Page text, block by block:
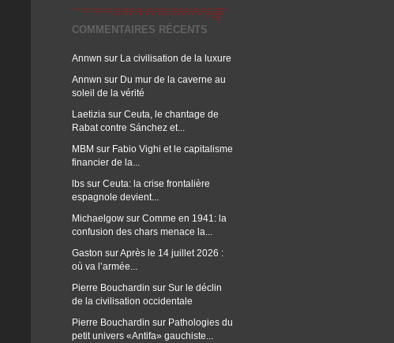
COMMENTAIRES RÉCENTS
Annwn sur La civilisation de la luxure
Annwn sur Du mur de la caverne au
soleil de la vérité
Laetizia sur Ceuta, le chantage de
Rabat contre Sánchez et...
MBM sur Fabio Vighi et le capitalisme
financier de la...
lbs sur Ceuta: la crise frontalière
espagnole devient...
Michaelgow sur Comme en 1941: la
confusion des chars menace la...
Gaston surAprès le 14 juillet 2026 :
où va l’armée...
Pierre Bouchardin sur Sur le déclin
de la civilisation occidentale
Pierre Bouchardin sur Pathologies du
petit univers «Antifa» gauchiste...